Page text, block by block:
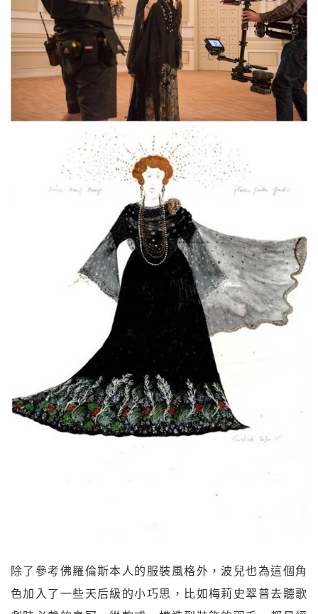
除了參考佛羅倫斯本人的服裝風格外，波兒也為這個角
色加入了一些天后級的小巧思，比如梅莉史翠普去聽歌